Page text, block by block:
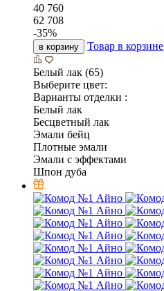
40 760
62 708
-35%
в корзину Товар в корзине
Белый лак (65)
Выберите цвет:
Варианты отделки :
Белый лак
Бесцветный лак
Эмали бейц
Плотные эмали
Эмали с эффектами
Шпон дуба